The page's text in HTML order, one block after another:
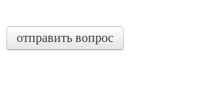
отправить вопрос